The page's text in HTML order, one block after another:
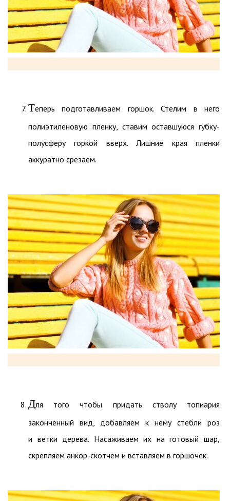
Теперь подготавливаем горшок. Стелим в него
полиэтиленовую пленку, ставим оставшуюся губку-
полусферу горкой вверх. Лишние края пленки
аккуратно срезаем.
Для того чтобы придать стволу топиария
законченный вид, добавляем к нему стебли роз
и ветки дерева. Насаживаем их на готовый шар,
скрепляем анкор-скотчем и вставляем в горшочек.